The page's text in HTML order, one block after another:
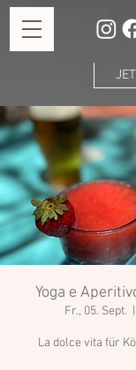
Yoga e
Fr., 05. Sept.
La dolce vita für